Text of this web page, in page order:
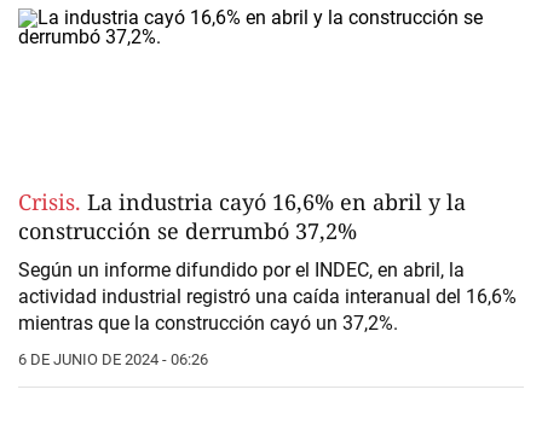
Crisis. La industria cayó 16,6% en abril y la
construcción se derrumbó 37,2%
Según un informe difundido por el INDEC, en abril, la
actividad industrial registró una caída interanual del 16,6%
mientras que la construcción cayó un 37,2%.
6 DE JUNIO DE 2024 - 06:26